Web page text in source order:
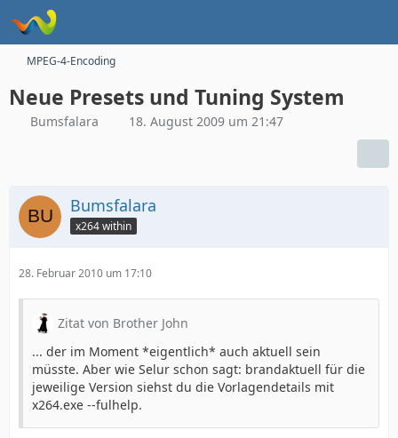
MPEG-4-Encoding
Neue Presets und Tuning System
Bumsfalara 18. August 2009 um 21:47
Bumsfalara
x264 within
28. Februar 2010 um 17:10
Zitat von Brother John
... der im Moment *eigentlich* auch aktuell sein
müsste. Aber wie Selur schon sagt: brandaktuell für die
jeweilige Version siehst du die Vorlagendetails mit
x264.exe --fulhelp.